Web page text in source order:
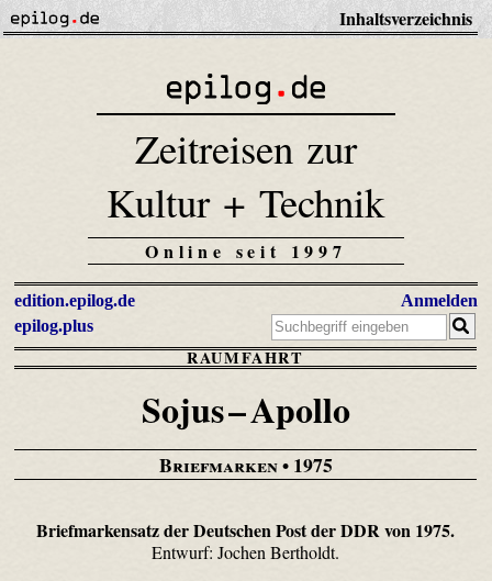
Inhaltsverzeichnis
Zeitreisen zur
Kultur + Technik
Online seit 1997
edition.epilog.de
epilog.plus
Anmelden
RAUMFAHRT
Sojus – Apollo
Briefmarken• 1975
Briefmarkensatz der Deutschen Post der DDR von 1975.
Entwurf: Jochen Bertholdt.